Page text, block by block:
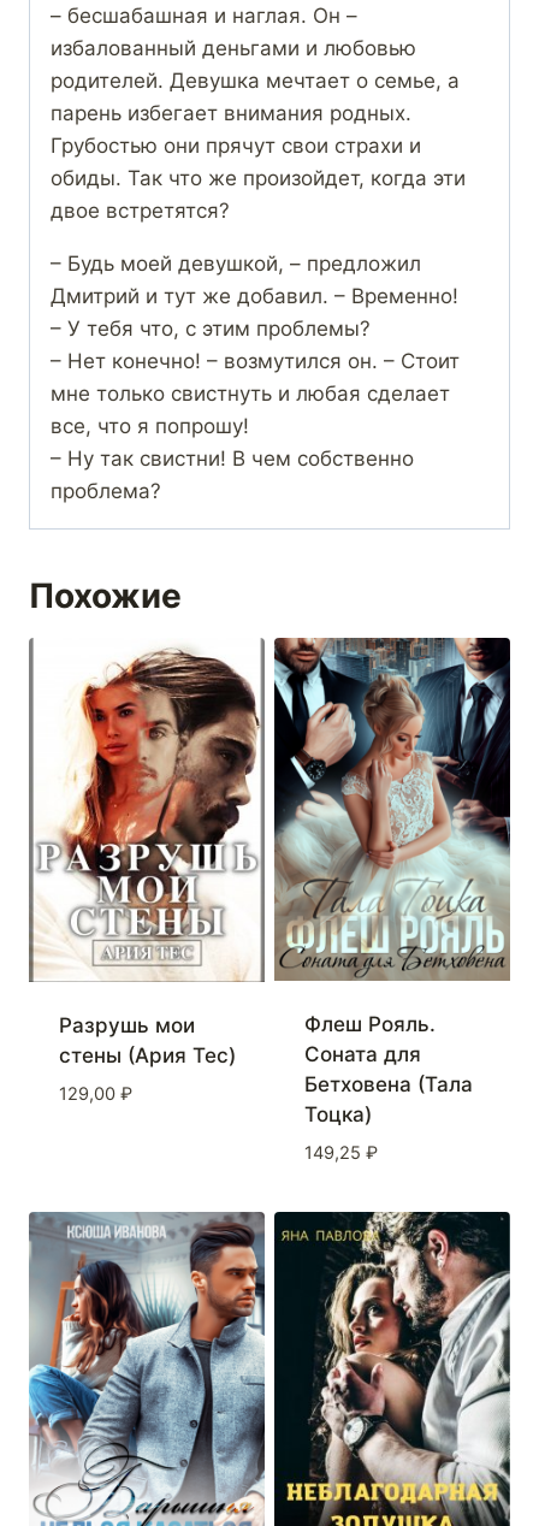
– бесшабашная и наглая. Он –
избалованный деньгами и любовью
родителей. Девушка мечтает о семье, а
парень избегает внимания родных.
Грубостью они прячут свои страхи и
обиды. Так что же произойдет, когда эти
двое встретятся?
– Будь моей девушкой, – предложил
Дмитрий и тут же добавил. – Временно!
– У тебя что, с этим проблемы?
– Нет конечно! – возмутился он. – Стоит
мне только свистнуть и любая сделает
все, что я попрошу!
– Ну так свистни! В чем собственно
проблема?
Похожие
Разрушь мои
стены (Ария Тес)
129,00 ₽
Флеш Рояль.
Соната для
Бетховена (Тала
Тоцка)
149,25 ₽